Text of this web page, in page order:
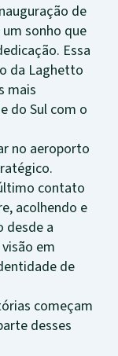
de
sonho que
Essa
da Laghetto
mais
do Sul com o
no aeroporto
contato
acolhendo e
desde a
em
de
começam
desses